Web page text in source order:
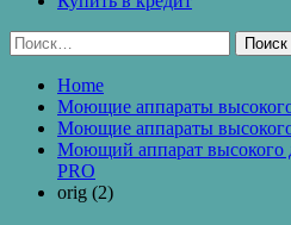
Найти:
Home
Моющие аппараты
Моющие аппараты
Моющий аппарат высокого
PRO
orig (2)